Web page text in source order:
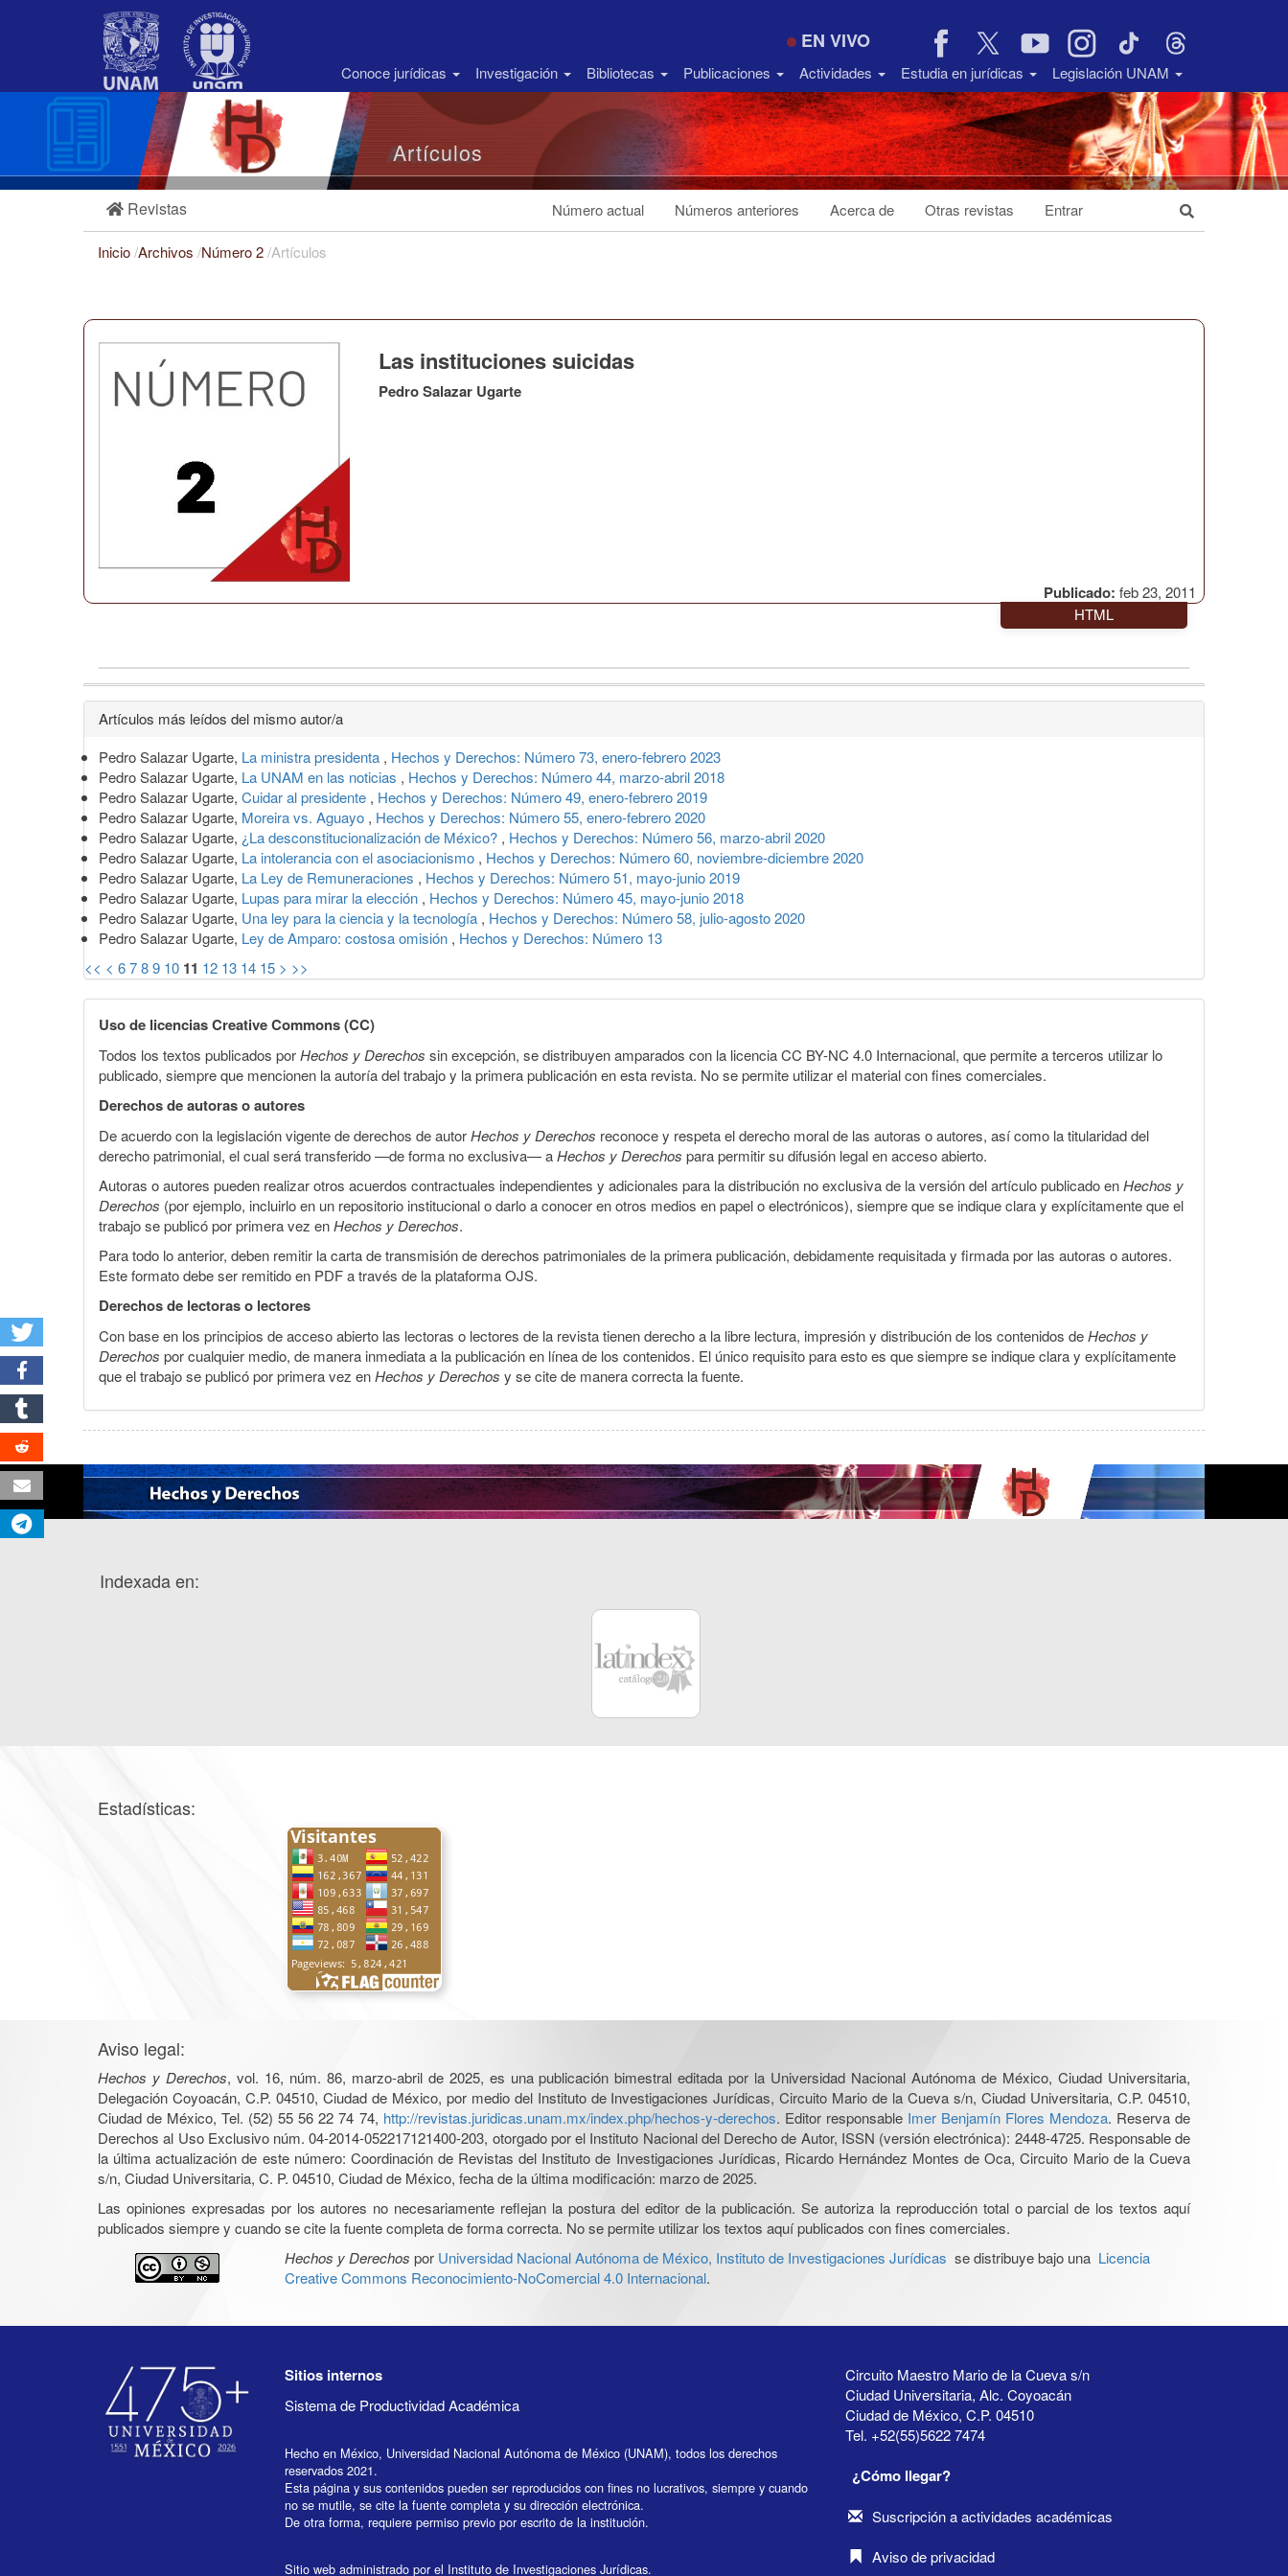
Barra
EN VIVO
Conoce jurídicas Investigación Bibliotecas Publicaciones Actividades Estudia en jurídicas Legislación UNAM
Artículos
Revistas Número actual Números anteriores Acerca de Otras revistas Entrar
Inicio/Archivos /Número 2/Artículos
Publicado: feb 23, 2011
Las instituciones suicidas
Pedro Salazar Ugarte
HTML
Detalles
del
artículo
Artículos más leídos del mismo autor/a
Pedro Salazar Ugarte, La ministra presidenta , Hechos y Derechos: Número 73, enero-febrero 2023
Pedro Salazar Ugarte, La UNAM en las noticias , Hechos y Derechos: Número 44, marzo-abril 2018
Pedro Salazar Ugarte, Cuidar al presidente , Hechos y Derechos: Número 49, enero-febrero 2019
Pedro Salazar Ugarte, Moreira vs. Aguayo , Hechos y Derechos: Número 55, enero-febrero 2020
Pedro Salazar Ugarte, ¿La desconstitucionalización de México? , Hechos y Derechos: Número 56, marzo-abril 2020
Pedro Salazar Ugarte, La intolerancia con el asociacionismo , Hechos y Derechos: Número 60, noviembre-diciembre 2020
Pedro Salazar Ugarte, La Ley de Remuneraciones , Hechos y Derechos: Número 51, mayo-junio 2019
Pedro Salazar Ugarte, Lupas para mirar la elección , Hechos y Derechos: Número 45, mayo-junio 2018
Pedro Salazar Ugarte, Una ley para la ciencia y la tecnología , Hechos y Derechos: Número 58, julio-agosto 2020
Pedro Salazar Ugarte, Ley de Amparo: costosa omisión , Hechos y Derechos: Número 13
<< < 6789 10 11 12 13 14 15 > >>
Uso de licencias Creative Commons (CC)
Todos los textos publicados porHechos y Derechos sin excepción, se distribuyen amparados con la licencia CC BY-NC 4.0 Internacional, que permite a terceros utilizar lo
publicado, siempre que mencionen la autoría del trabajo y la primera publicación en esta revista. No se permite utilizar el material con fines comerciales.
Derechos de autoras o autores
De acuerdo con la legislación vigente de derechos de autorHechos y Derechos reconoce y respeta el derecho moral de las autoras o autores, así como la titularidad del
derecho patrimonial, el cual será transferido —de forma no exclusiva— aHechos y Derechos para permitir su difusión legal en acceso abierto.
Autoras o autores pueden realizar otros acuerdos contractuales independientes y adicionales para la distribución no exclusiva de la versión del artículo publicado enHechos y
Derechos (por ejemplo, incluirlo en un repositorio institucional o darlo a conocer en otros medios en papel o electrónicos), siempre que se indique clara y explícitamente que el
trabajo se publicó por primera vez enHechos y Derechos.
Para todo lo anterior, deben remitir la carta de transmisión de derechos patrimoniales de la primera publicación, debidamente requisitada y firmada por las autoras o autores.
Este formato debe ser remitido en PDF a través de la plataforma OJS.
Derechos de lectoras o lectores
Con base en los principios de acceso abierto las lectoras o lectores de la revista tienen derecho a la libre lectura, impresión y distribución de los contenidos deHechos y
Derechos por cualquier medio, de manera inmediata a la publicación en línea de los contenidos. El único requisito para esto es que siempre se indique clara y explícitamente
que el trabajo se publicó por primera vez enHechos y Derechos y se cite de manera correcta la fuente.
Indexada en:
Estadísticas:
Aviso legal:
Hechos y Derechos, vol. 16, núm. 86, marzo-abril de 2025, es una publicación bimestral editada por la Universidad Nacional Autónoma de México, Ciudad Universitaria,
Delegación Coyoacán, C.P. 04510, Ciudad de México, por medio del Instituto de Investigaciones Jurídicas, Circuito Mario de la Cueva s/n, Ciudad Universitaria, C.P. 04510,
Ciudad de México, Tel. (52) 55 56 22 74 74, http://revistas.juridicas.unam.mx/index.php/hechos-y-derechos. Editor responsable Imer Benjamín Flores Mendoza. Reserva de
Derechos al Uso Exclusivo núm. 04-2014-052217121400-203, otorgado por el Instituto Nacional del Derecho de Autor, ISSN (versión electrónica): 2448-4725. Responsable de
la última actualización de este número: Coordinación de Revistas del Instituto de Investigaciones Jurídicas, Ricardo Hernández Montes de Oca, Circuito Mario de la Cueva
s/n, Ciudad Universitaria, C. P. 04510, Ciudad de México, fecha de la última modificación: marzo de 2025.
Las opiniones expresadas por los autores no necesariamente reflejan la postura del editor de la publicación. Se autoriza la reproducción total o parcial de los textos aquí
publicados siempre y cuando se cite la fuente completa de forma correcta. No se permite utilizar los textos aquí publicados con fines comerciales.
Hechos y Derechos por Universidad Nacional Autónoma de México, Instituto de Investigaciones Jurídicas se distribuye bajo una Licencia
Creative Commons Reconocimiento-NoComercial 4.0 Internacional.
Sitios internos
Sistema de Productividad Académica
Hecho en México, Universidad Nacional Autónoma de México (UNAM), todos los derechos
reservados 2021.
Esta página y sus contenidos pueden ser reproducidos con fines no lucrativos, siempre y cuando
no se mutile, se cite la fuente completa y su dirección electrónica.
De otra forma, requiere permiso previo por escrito de la institución.
Sitio web administrado por el Instituto de Investigaciones Jurídicas.
Circuito Maestro Mario de la Cueva s/n
Ciudad Universitaria, Alc. Coyoacán
Ciudad de México, C.P. 04510
Tel. +52(55)5622 7474
¿Cómo llegar?
Suscripción a actividades académicas
Aviso de privacidad